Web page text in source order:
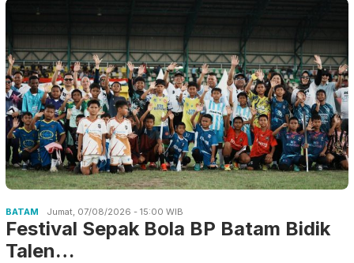
BATAM Jumat, 07/08/2026 - 15:00 WIB
Festival Sepak Bola BP Batam Bidik
Talen…